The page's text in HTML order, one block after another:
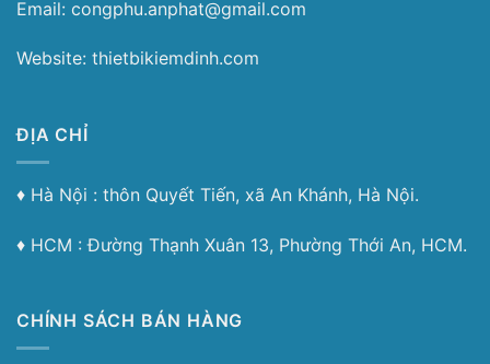
Email: congphu.anphat@gmail.com
Website: thietbikiemdinh.com
ĐỊA CHỈ
♦︎ Hà Nội : thôn Quyết Tiến, xã An Khánh, Hà Nội.
♦︎ HCM : Đường Thạnh Xuân 13, Phường Thới An, HCM.
CHÍNH SÁCH BÁN HÀNG